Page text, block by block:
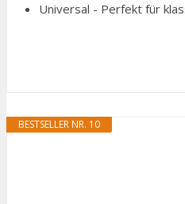
Universal - Perfekt für
BESTSELLER NR. 10